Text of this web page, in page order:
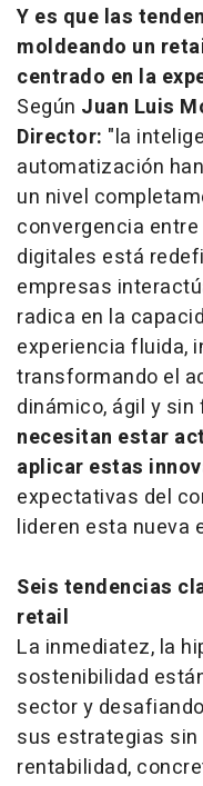
Y es que las
moldeando un
centrado en la
Según Juan Luis
Director: "la
automatización
un nivel
convergencia
digitales está
empresas
radica en la
experiencia fluida,
transformando el
dinámico, ágil y
necesitan estar
aplicar estas
expectativas del
lideren esta nueva
Seis tendencias
retail
La inmediatez, la
sostenibilidad
sector y
sus estrategias
rentabilidad,